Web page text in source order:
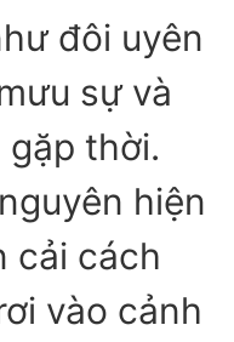
đôi uyên
sự và
thời.
hiện
cải cách
vào cảnh